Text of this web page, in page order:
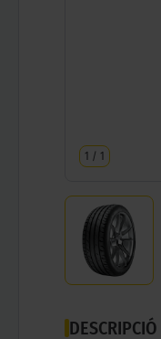
1 / 1
DESCRIPCIÓ